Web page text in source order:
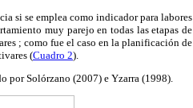
si se emplea como indicador para labores
muy parejo en todas las etapas de
; como fue el caso en la planificación de
(Cuadro 2).
por Solórzano (2007) e Yzarra (1998).